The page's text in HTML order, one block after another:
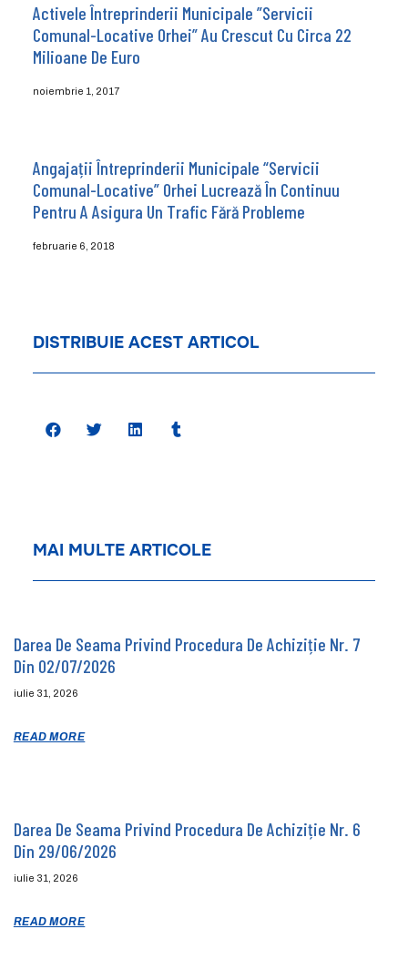
Activele Întreprinderii Municipale ”Servicii
Comunal-Locative Orhei” Au Crescut Cu Circa 22
Milioane De Euro
noiembrie 1, 2017
Angajații Întreprinderii Municipale “Servicii
Comunal-Locative” Orhei Lucrează În Continuu
Pentru A Asigura Un Trafic Fără Probleme
februarie 6, 2018
DISTRIBUIE ACEST ARTICOL
MAI MULTE ARTICOLE
Darea De Seama Privind Procedura De Achiziție Nr. 7
Din 02/07/2026
iulie 31, 2026
READ MORE
Darea De Seama Privind Procedura De Achiziție Nr. 6
Din 29/06/2026
iulie 31, 2026
READ MORE